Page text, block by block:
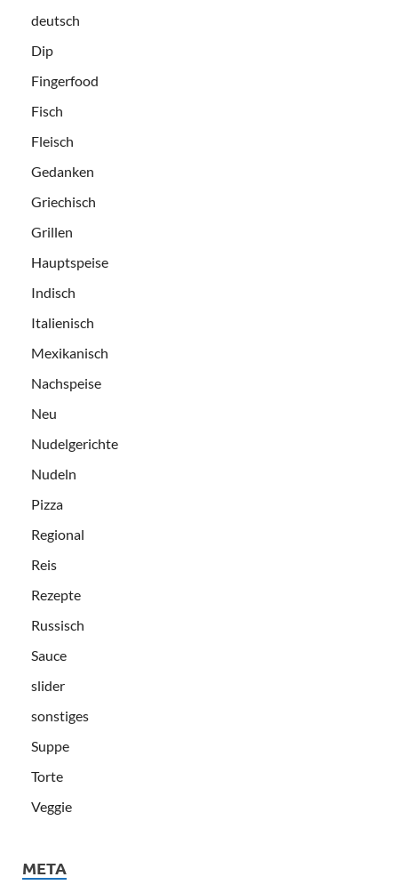
deutsch
Dip
Fingerfood
Fisch
Fleisch
Gedanken
Griechisch
Grillen
Hauptspeise
Indisch
Italienisch
Mexikanisch
Nachspeise
Neu
Nudelgerichte
Nudeln
Pizza
Regional
Reis
Rezepte
Russisch
Sauce
slider
sonstiges
Suppe
Torte
Veggie
META